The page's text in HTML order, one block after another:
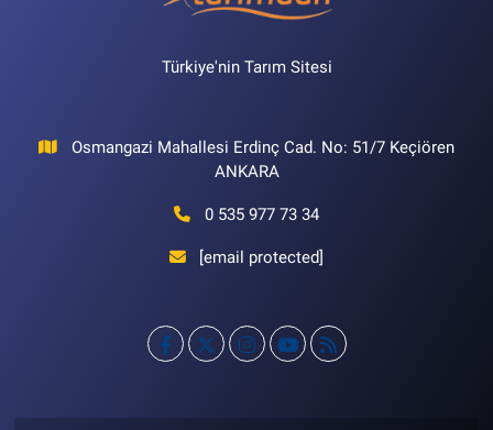
Türkiye'nin Tarım Sitesi
Osmangazi Mahallesi Erdinç Cad. No: 51/7 Keçiören
ANKARA
0 535 977 73 34
[email protected]